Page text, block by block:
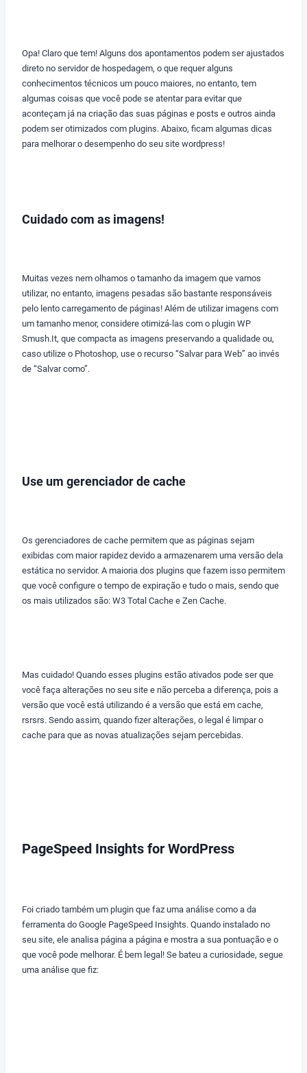
Opa! Claro que tem! Alguns dos apontamentos podem ser ajustados
direto no servidor de hospedagem, o que requer alguns
conhecimentos técnicos um pouco maiores, no entanto, tem
algumas coisas que você pode se atentar para evitar que
aconteçam já na criação das suas páginas e posts e outros ainda
podem ser otimizados com plugins. Abaixo, ficam algumas dicas
para melhorar o desempenho do seu site wordpress!
Cuidado com as imagens!
Muitas vezes nem olhamos o tamanho da imagem que vamos
utilizar, no entanto, imagens pesadas são bastante responsáveis
pelo lento carregamento de páginas! Além de utilizar imagens com
um tamanho menor, considere otimizá-las com o plugin WP
Smush.It, que compacta as imagens preservando a qualidade ou,
caso utilize o Photoshop, use o recurso “Salvar para Web” ao invés
de “Salvar como”.
Use um gerenciador de cache
Os gerenciadores de cache permitem que as páginas sejam
exibidas com maior rapidez devido a armazenarem uma versão dela
estática no servidor. A maioria dos plugins que fazem isso permitem
que você configure o tempo de expiração e tudo o mais, sendo que
os mais utilizados são: W3 Total Cache e Zen Cache.
Mas cuidado! Quando esses plugins estão ativados pode ser que
você faça alterações no seu site e não perceba a diferença, pois a
versão que você está utilizando é a versão que está em cache,
rsrsrs. Sendo assim, quando fizer alterações, o legal é limpar o
cache para que as novas atualizações sejam percebidas.
PageSpeed Insights for WordPress
Foi criado também um plugin que faz uma análise como a da
ferramenta do Google PageSpeed Insights. Quando instalado no
seu site, ele analisa página a página e mostra a sua pontuação e o
que você pode melhorar. É bem legal! Se bateu a curiosidade, segue
uma análise que fiz: